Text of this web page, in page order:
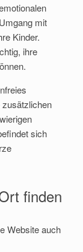
mit
Kinder.
ihre
zusätzlichen
sich
finden
Website auch